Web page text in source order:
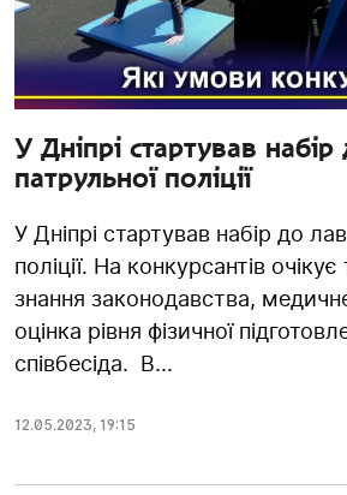
У Дніпрі стартував
патрульної поліції
У Дніпрі стартував набір до
поліції. На конкурсантів
знання законодавства,
оцінка рівня фізичної
співбесіда. В...
12.05.2023, 19:15